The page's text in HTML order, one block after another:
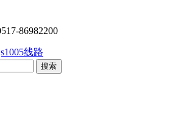
86982200
线路